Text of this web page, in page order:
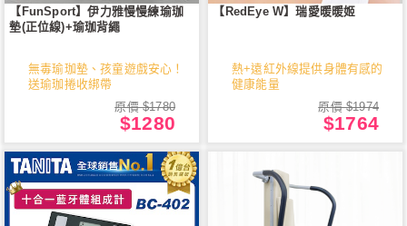
【FunSport】伊力雅慢慢練瑜珈
墊(正位線)+瑜珈背繩
無毒瑜珈墊、孩童遊戲安心！
送瑜珈捲收綁帶
原價 $1780
$1280
【RedEye W】瑞愛暖暖姬
熱+遠紅外線提供身體有感的
健康能量
原價 $1974
$1764